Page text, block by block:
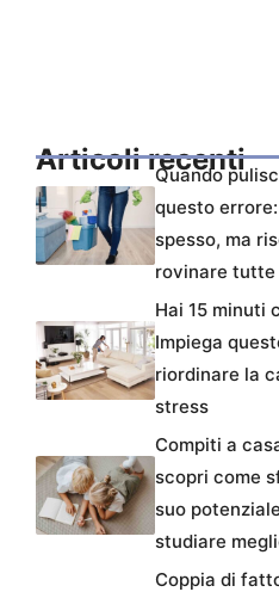
Articoli recenti
Quando
questo
spesso, ma
rovinare
Hai 15 minuti
Impiega
riordinare la
stress
Compiti a
scopri come
suo
studiare
Coppia di